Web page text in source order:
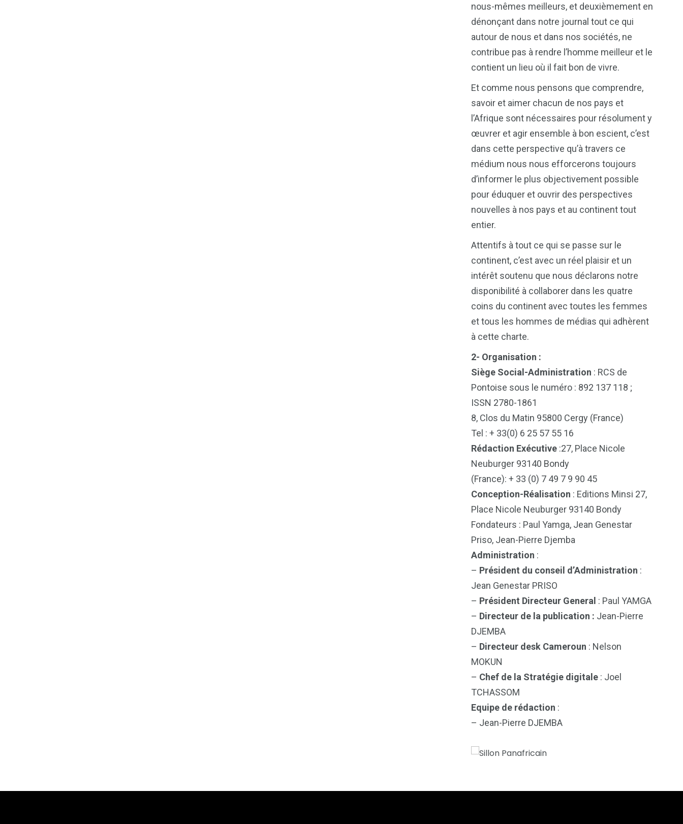
nous-mêmes meilleurs, et deuxièmement en
dénonçant dans notre journal tout ce qui
autour de nous et dans nos sociétés, ne
contribue pas à rendre l’homme meilleur et le
contient un lieu où il fait bon de vivre.
Et comme nous pensons que comprendre,
savoir et aimer chacun de nos pays et
l’Afrique sont nécessaires pour résolument y
œuvrer et agir ensemble à bon escient, c’est
dans cette perspective qu’à travers ce
médium nous nous efforcerons toujours
d’informer le plus objectivement possible
pour éduquer et ouvrir des perspectives
nouvelles à nos pays et au continent tout
entier.
Attentifs à tout ce qui se passe sur le
continent, c’est avec un réel plaisir et un
intérêt soutenu que nous déclarons notre
disponibilité à collaborer dans les quatre
coins du continent avec toutes les femmes
et tous les hommes de médias qui adhèrent
à cette charte.
2- Organisation :
Siège Social-Administration : RCS de
Pontoise sous le numéro : 892 137 118 ;
ISSN 2780-1861
8, Clos du Matin 95800 Cergy (France)
Tel : + 33(0) 6 25 57 55 16
Rédaction Exécutive :27, Place Nicole
Neuburger 93140 Bondy
(France): + 33 (0) 7 49 7 9 90 45
Conception-Réalisation : Editions Minsi 27,
Place Nicole Neuburger 93140 Bondy
Fondateurs : Paul Yamga, Jean Genestar
Priso, Jean-Pierre Djemba
Administration :
– Président du conseil d’Administration :
Jean Genestar PRISO
– Président Directeur General : Paul YAMGA
– Directeur de la publication : Jean-Pierre
DJEMBA
– Directeur desk Cameroun : Nelson
MOKUN
– Chef de la Stratégie digitale : Joel
TCHASSOM
Equipe de rédaction :
– Jean-Pierre DJEMBA